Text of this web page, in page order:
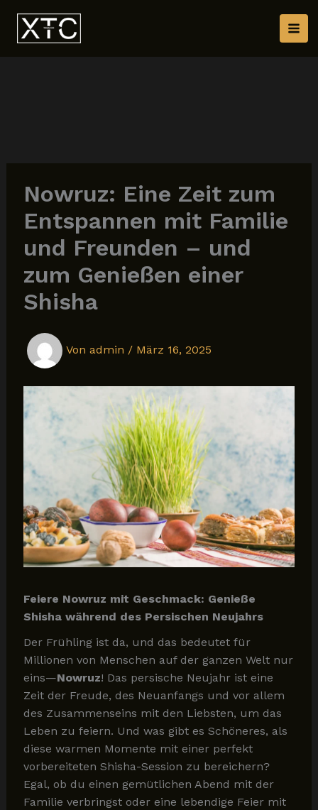
Inhalt
springen
Nowruz: Eine Zeit zum
Entspannen mit Familie
und Freunden – und
zum Genießen einer
Shisha
Von admin / März 16, 2025
Feiere Nowruz mit Geschmack: Genieße
Shisha während des Persischen Neujahrs
Der Frühling ist da, und das bedeutet für
Millionen von Menschen auf der ganzen Welt nur
eins—Nowruz! Das persische Neujahr ist eine
Zeit der Freude, des Neuanfangs und vor allem
des Zusammenseins mit den Liebsten, um das
Leben zu feiern. Und was gibt es Schöneres, als
diese warmen Momente mit einer perfekt
vorbereiteten Shisha-Session zu bereichern?
Egal, ob du einen gemütlichen Abend mit der
Familie verbringst oder eine lebendige Feier mit